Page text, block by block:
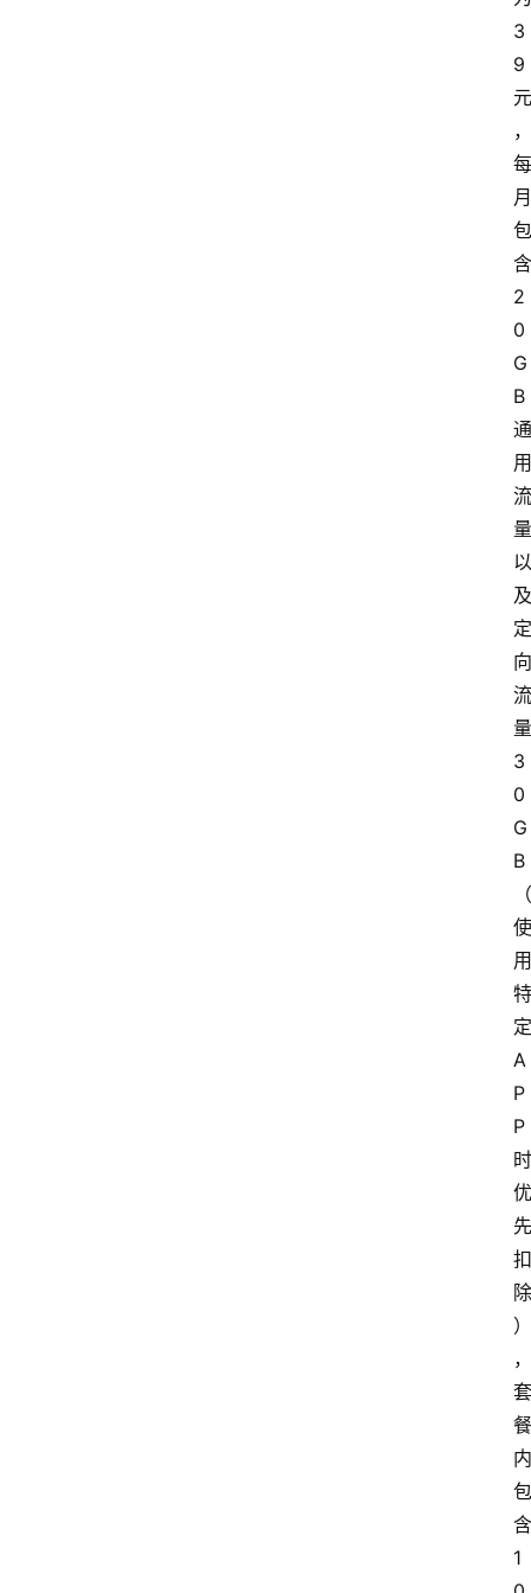
3
9
元
，
每
月
包
含
2
0
G
B
通
用
流
量
以
及
定
向
流
量
3
0
G
B
（
使
用
特
定
A
P
P
时
优
先
扣
除
）
，
套
餐
内
包
含
1